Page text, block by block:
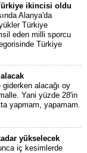
ikincisi oldu
Alanya'da
Türkiye
eden milli sporcu
Türkiye
alacağı oy
Yani yüzde 28'in
yapmam, yapamam.
yükselecek
iç kesimlerde